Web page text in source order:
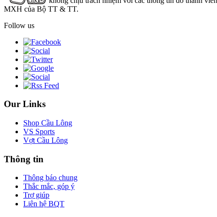
MXH của Bộ TT & TT.
Follow us
Our Links
Shop Cầu Lông
VS Sports
Vợt Cầu Lông
Thông tin
Thông báo chung
Thắc mắc, góp ý
Trợ giúp
Liên hệ BQT